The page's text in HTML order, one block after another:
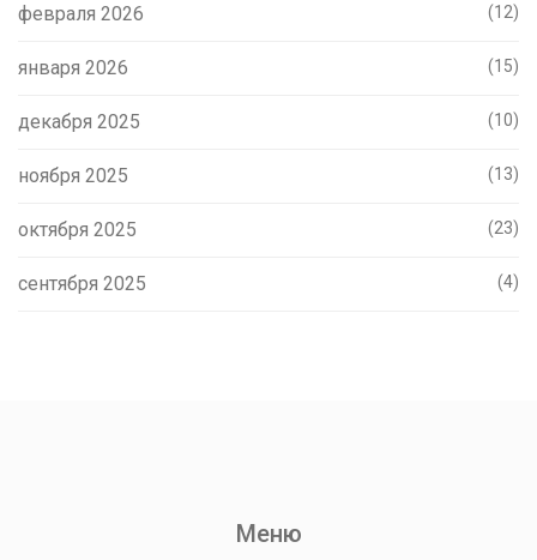
февраля 2026 (12)
января 2026 (15)
декабря 2025 (10)
ноября 2025 (13)
октября 2025 (23)
сентября 2025 (4)
Меню